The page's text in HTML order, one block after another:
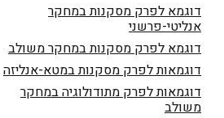
דוגמא לפרק מסקנות במחקר
אנליטי-פרשני
דוגמא לפרק מסקנות במחקר משולב
דוגמאות לפרק מסקנות במטא-אנליזה
דוגמאות לפרק מתודולוגיה במחקר
משולב